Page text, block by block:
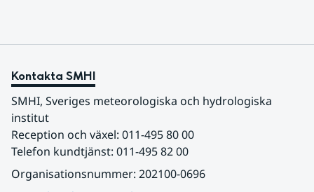
Kontakta SMHI
SMHI, Sveriges meteorologiska och hydrologiska
institut
Reception och växel: 011-495 80 00
Telefon kundtjänst: 011-495 82 00
Organisationsnummer: 202100-0696